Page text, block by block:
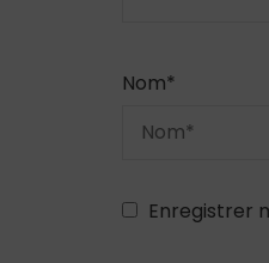
Nom*
Enregistrer